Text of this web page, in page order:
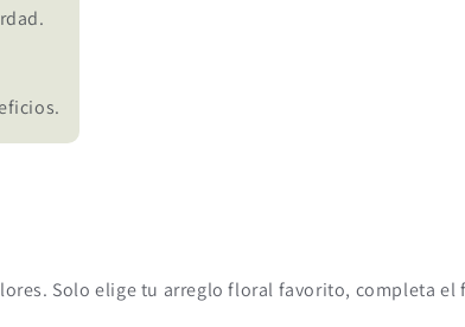
Solo elige tu arreglo floral favorito, completa